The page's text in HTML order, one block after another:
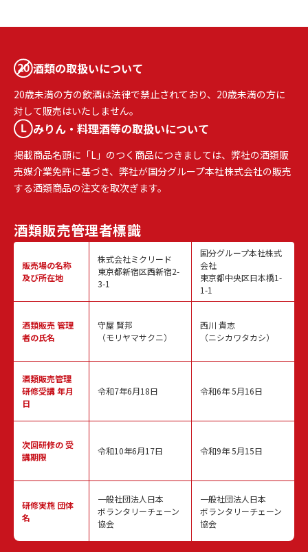
酒類の取扱いについて
20歳未満の方の飲酒は法律で禁止されており、20歳未満の方に
対して販売はいたしません。
みりん・料理酒等の取扱いについて
掲載商品名頭に「L」のつく商品につきましては、弊社の酒類販
売媒介業免許に基づき、弊社が国分グループ本社株式会社の販売
する酒類商品の注文を取次ぎます。
酒類販売管理者標識
販売場の名称
及び所在地
酒類販売管理
者の氏名
酒類販売管理
研修受講 年月
日
次回研修の受
講期限
研修実施 団体
名
株式会社ミクリード
東京都新宿区西新宿2-
3-1
守屋 賢邦
（モリヤマサクニ）
令和7年6月18日
令和10年6月17日
一般社団法人日本
ボランタリーチェーン
協会
国分グループ本社株式
会社
東京都中央区日本橋1-
1-1
西川 貴志
（ニシカワタカシ）
令和6年 5月16日
令和9年 5月15日
一般社団法人日本
ボランタリーチェーン
協会